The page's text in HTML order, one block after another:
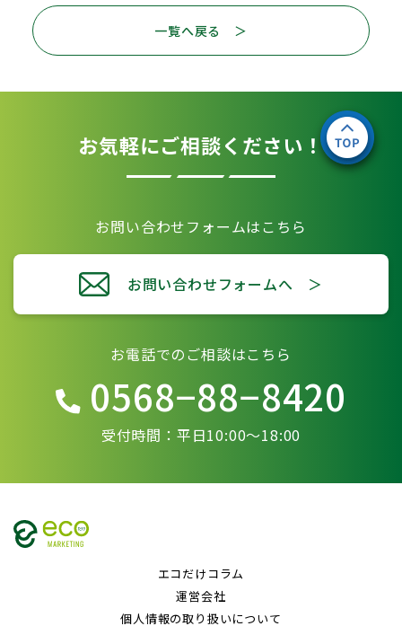
一覧へ戻る ＞
お気軽にご相談ください！
お問い合わせフォームはこちら
お問い合わせフォームへ ＞
お電話でのご相談はこちら
0568−88−8420
受付時間：平日10:00〜18:00
エコだけコラム
運営会社
個人情報の取り扱いについて